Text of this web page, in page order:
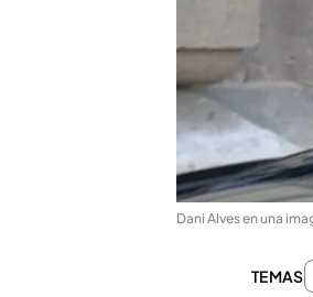
Dani Alves en una
TEMAS